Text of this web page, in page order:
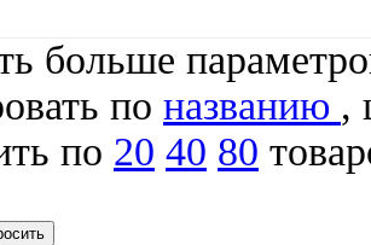
больше
по названию ,
по 20 40 80